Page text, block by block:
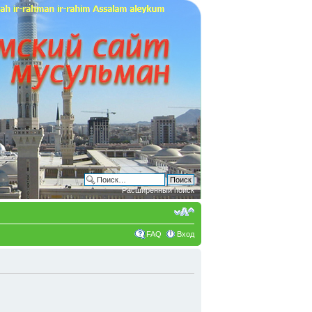
Расширенный поиск
FAQ Вход